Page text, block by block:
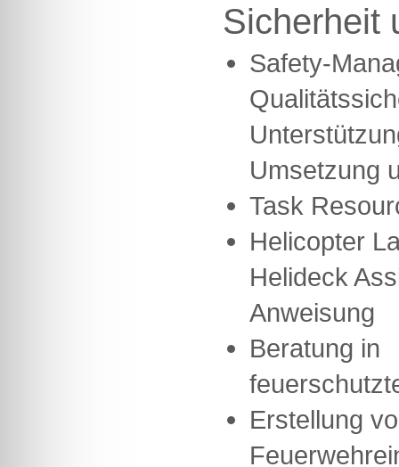
Sicherheit
Safety-
Umsetzung
Task
Helicopter
Helideck
Anweisung
Beratung in
Erstellung